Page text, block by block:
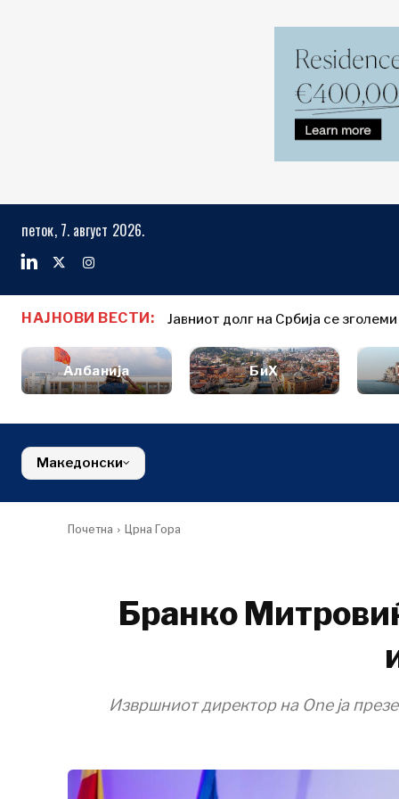
Пазари
Албанија
БиХ
Косово*
Црна Гора
Северна Македонија
Бизнис
Именовања
Индустрија
Албанија
Хрватска
Косово*
Северна
Македонија
Словенија
Именовања
Земјоделство
Градежништво
Енергија
средина
петок, 7. август 2026.
НАЈНОВИ ВЕСТИ:Јавниот долг на Србија се зголеми
Нови инвестиции за
Албанија БиХ
Македонски
Почетна Црна Гора
Бранко
Извршниот директор на One ја